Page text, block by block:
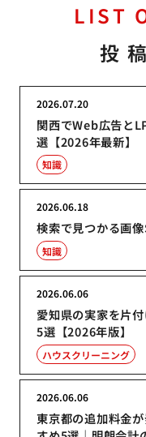
LIST
投
関西でWeb広告と
選【2026年最新】
2026.07.20
知識
検索で見つかる画
2026.06.18
知識
愛知県の実家を片
5選【2026年版】
2026.06.06
ハウスクリーニング
東京都の追加料金
2026.06.06